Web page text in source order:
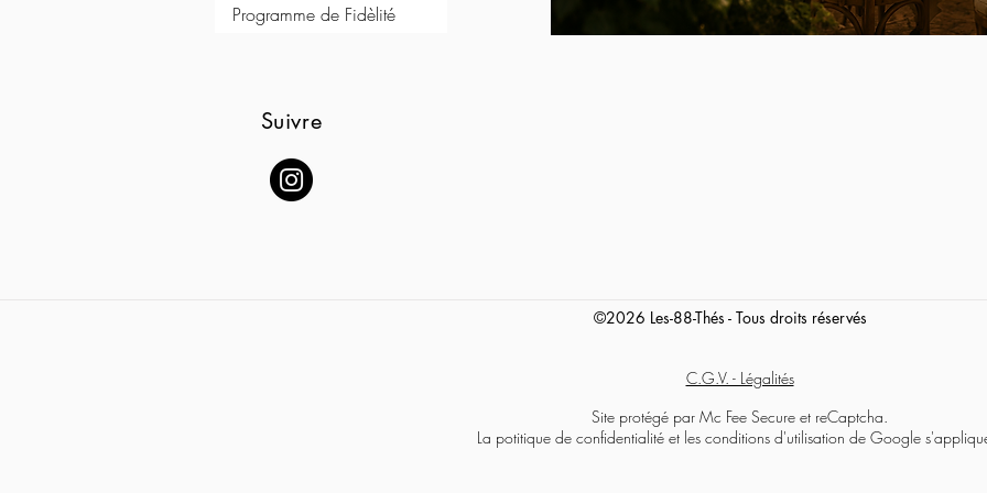
Programme de Fidèlité
Suivre
©2026 Les-88-Thés - Tous droits réservés
C.G.V. - Légalités
Site protégé par Mc Fee Secure et reCaptcha.
La potitique de confidentialité et les conditions d'utilisation de Google